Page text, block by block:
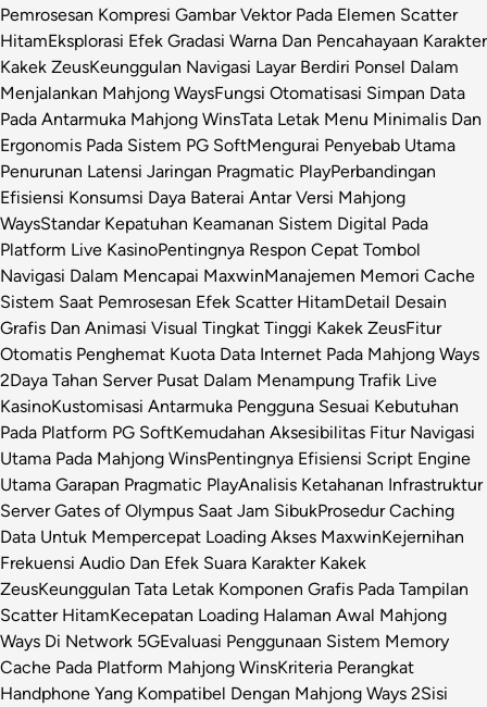
Pemrosesan Kompresi Gambar Vektor Pada Elemen Scatter
HitamEksplorasi Efek Gradasi Warna Dan Pencahayaan Karakter
Kakek ZeusKeunggulan Navigasi Layar Berdiri Ponsel Dalam
Menjalankan Mahjong WaysFungsi Otomatisasi Simpan Data
Pada Antarmuka Mahjong WinsTata Letak Menu Minimalis Dan
Ergonomis Pada Sistem PG SoftMengurai Penyebab Utama
Penurunan Latensi Jaringan Pragmatic PlayPerbandingan
Efisiensi Konsumsi Daya Baterai Antar Versi Mahjong
WaysStandar Kepatuhan Keamanan Sistem Digital Pada
Platform Live KasinoPentingnya Respon Cepat Tombol
Navigasi Dalam Mencapai MaxwinManajemen Memori Cache
Sistem Saat Pemrosesan Efek Scatter HitamDetail Desain
Grafis Dan Animasi Visual Tingkat Tinggi Kakek ZeusFitur
Otomatis Penghemat Kuota Data Internet Pada Mahjong Ways
2Daya Tahan Server Pusat Dalam Menampung Trafik Live
KasinoKustomisasi Antarmuka Pengguna Sesuai Kebutuhan
Pada Platform PG SoftKemudahan Aksesibilitas Fitur Navigasi
Utama Pada Mahjong WinsPentingnya Efisiensi Script Engine
Utama Garapan Pragmatic PlayAnalisis Ketahanan Infrastruktur
Server Gates of Olympus Saat Jam SibukProsedur Caching
Data Untuk Mempercepat Loading Akses MaxwinKejernihan
Frekuensi Audio Dan Efek Suara Karakter Kakek
ZeusKeunggulan Tata Letak Komponen Grafis Pada Tampilan
Scatter HitamKecepatan Loading Halaman Awal Mahjong
Ways Di Network 5GEvaluasi Penggunaan Sistem Memory
Cache Pada Platform Mahjong WinsKriteria Perangkat
Handphone Yang Kompatibel Dengan Mahjong Ways 2Sisi